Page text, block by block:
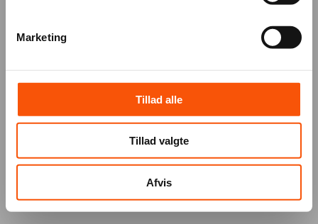
Marketing
Tillad alle
Tillad valgte
Afvis